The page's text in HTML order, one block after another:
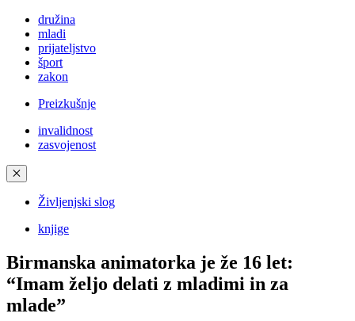
družina
mladi
prijateljstvo
šport
zakon
Preizkušnje
invalidnost
zasvojenost
✕
Življenjski slog
knjige
Birmanska animatorka je že 16 let:
“Imam željo delati z mladimi in za
mlade”